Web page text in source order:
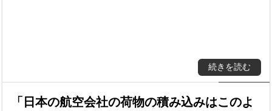
続きを読む
「日本の航空会社の荷物の積み込みはこのよ